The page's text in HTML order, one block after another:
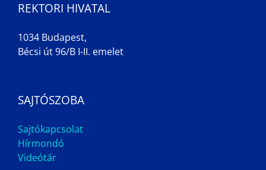
REKTORI HIVATAL
1034 Budapest,
Bécsi út 96/B I-II. emelet
SAJTÓSZOBA
Sajtókapcsolat
Hírmondó
Videótár